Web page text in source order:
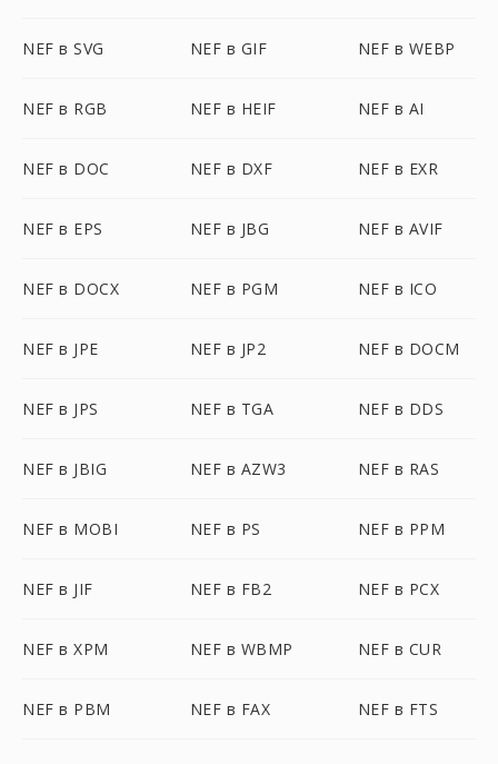
NEF в SVG NEF в GIF NEF в WEBP
NEF в RGB NEF в HEIF NEF в AI
NEF в DOC NEF в DXF NEF в EXR
NEF в EPS NEF в JBG NEF в AVIF
NEF в DOCX NEF в PGM NEF в ICO
NEF в JPE NEF в JP2 NEF в DOCM
NEF в JPS NEF в TGA NEF в DDS
NEF в JBIG NEF в AZW3 NEF в RAS
NEF в MOBI NEF в PS NEF в PPM
NEF в JIF NEF в FB2 NEF в PCX
NEF в XPM NEF в WBMP NEF в CUR
NEF в PBM NEF в FAX NEF в FTS